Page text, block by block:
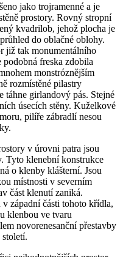
jako trojramenné a je
prostory. Rovný stropní
kvadrilob, jehož plocha je
do oblačné oblohy.
již tak monumentálního
freska zdobila
monstróznějším
rozmístěné pilastry
táhne girlandový pás. Stejné
úsecích stěny. Kuželkové
pilíře zábradlí nesou
v úrovni patra jsou
Tyto klenební konstrukce
o klenby klášterní. Jsou
místnosti v severním
část klenutí zaniká.
západní části tohoto křídla,
klenbou ve tvaru
novorenesanční přestavby